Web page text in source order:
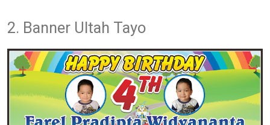
2. Banner Ultah Tayo